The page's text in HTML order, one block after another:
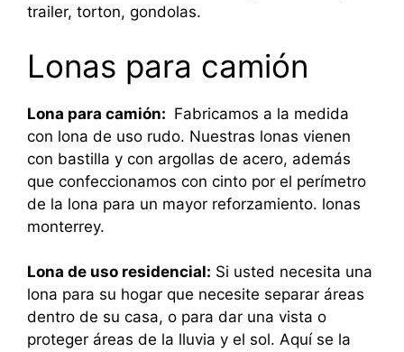
trailer, torton, gondolas.
Lonas para camión
Lona para camión: Fabricamos a la medida
con lona de uso rudo. Nuestras lonas vienen
con bastilla y con argollas de acero, además
que confeccionamos con cinto por el perímetro
de la lona para un mayor reforzamiento. lonas
monterrey.
Lona de uso residencial: Si usted necesita una
lona para su hogar que necesite separar áreas
dentro de su casa, o para dar una vista o
proteger áreas de la lluvia y el sol. Aquí se la